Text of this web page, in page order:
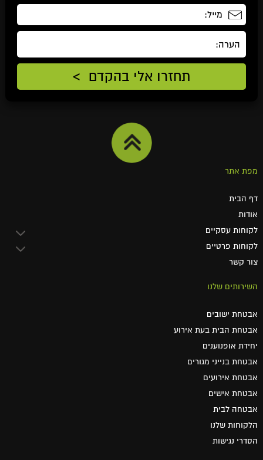
מפת אתר
דף הבית
אודות
לקוחות עסקיים
לקוחות פרטיים
צור קשר
השירותים שלנו
אבטחת ישובים
אבטחת הבית בעת אירוע
יחידת אופנוענים
אבטחת בנייני מגורים
אבטחת אירועים
אבטחת אישים
אבטחה לבית
הלקוחות שלנו
הסדרי נגישות